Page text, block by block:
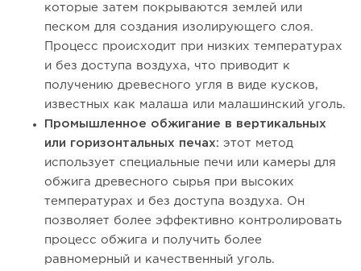
которые затем покрываются землей или
песком для создания изолирующего слоя.
Процесс происходит при низких температурах
и без доступа воздуха, что приводит к
получению древесного угля в виде кусков,
известных как малаша или малашинский уголь.
Промышленное обжигание в вертикальных
или горизонтальных печах: этот метод
использует специальные печи или камеры для
обжига древесного сырья при высоких
температурах и без доступа воздуха. Он
позволяет более эффективно контролировать
процесс обжига и получить более
равномерный и качественный уголь.